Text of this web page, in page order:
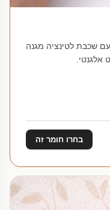
עם שכבת לטינציה מגנה
אלגנטי.
בחרו חומר זה